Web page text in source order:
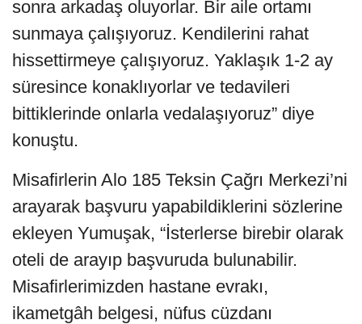
sonra arkadaş oluyorlar. Bir aile ortamı
sunmaya çalışıyoruz. Kendilerini rahat
hissettirmeye çalışıyoruz. Yaklaşık 1-2 ay
süresince konaklıyorlar ve tedavileri
bittiklerinde onlarla vedalaşıyoruz” diye
konuştu.
Misafirlerin Alo 185 Teksin Çağrı Merkezi’ni
arayarak başvuru yapabildiklerini sözlerine
ekleyen Yumuşak, “İsterlerse birebir olarak
oteli de arayıp başvuruda bulunabilir.
Misafirlerimizden hastane evrakı,
ikametgâh belgesi, nüfus cüzdanı